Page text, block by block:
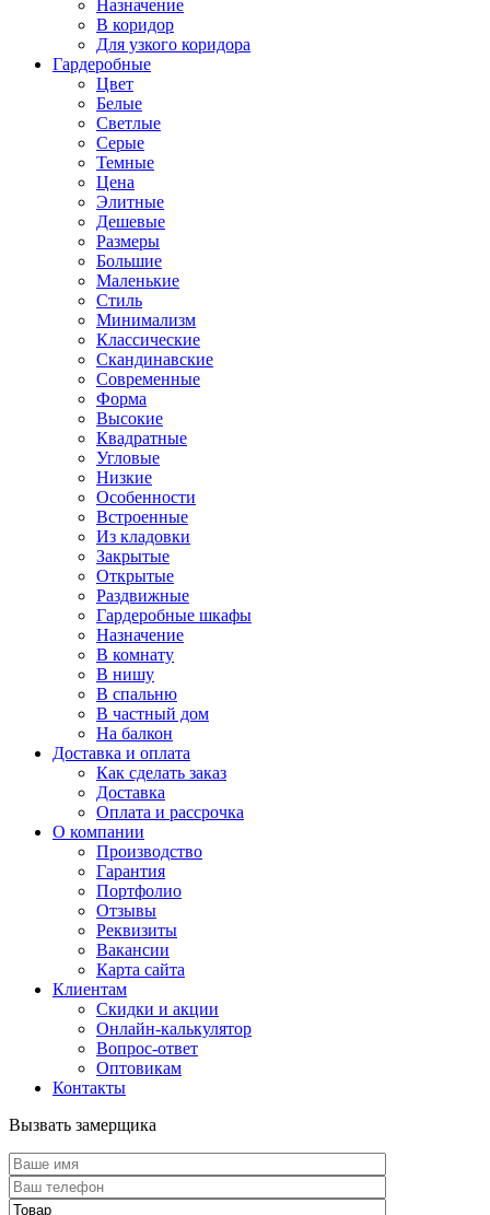
Назначение
В коридор
Для узкого коридора
Гардеробные
Цвет
Белые
Светлые
Серые
Темные
Цена
Элитные
Дешевые
Размеры
Большие
Маленькие
Стиль
Минимализм
Классические
Скандинавские
Современные
Форма
Высокие
Квадратные
Угловые
Низкие
Особенности
Встроенные
Из кладовки
Закрытые
Открытые
Раздвижные
Гардеробные шкафы
Назначение
В комнату
В нишу
В спальню
В частный дом
На балкон
Доставка и оплата
Как сделать заказ
Доставка
Оплата и рассрочка
О компании
Производство
Гарантия
Портфолио
Отзывы
Реквизиты
Вакансии
Карта сайта
Клиентам
Скидки и акции
Онлайн-калькулятор
Вопрос-ответ
Оптовикам
Контакты
Вызвать замерщика